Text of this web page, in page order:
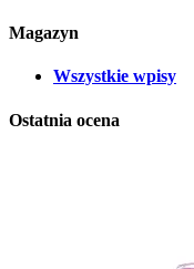
Magazyn
Wszystkie wpisy
Ostatnia ocena